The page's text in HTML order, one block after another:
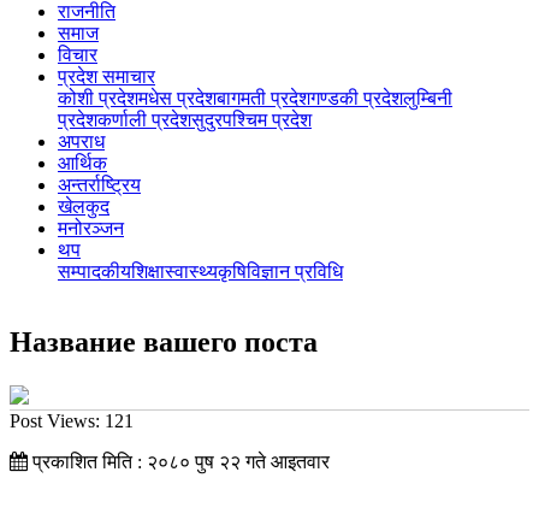
राजनीति
समाज
विचार
प्रदेश समाचार
कोशी प्रदेशमधेस प्रदेशबागमती प्रदेशगण्डकी प्रदेशलुम्बिनी
प्रदेशकर्णाली प्रदेशसुदुरपश्चिम प्रदेश
अपराध
आर्थिक
अन्तर्राष्ट्रिय
खेलकुद
मनोरञ्जन
थप
सम्पादकीयशिक्षास्वास्थ्यकृषिविज्ञान प्रविधि
Название вашего поста
Post Views: 121
प्रकाशित मिति : २०८० पुष २२ गते आइतवार